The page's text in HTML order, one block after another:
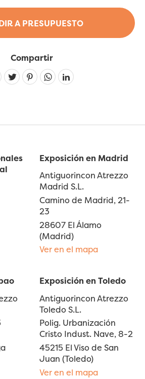
A PRESUPUESTO
Compartir
Linkedin
Exposición en Madrid
Antiguorincon Atrezzo
Madrid S.L.
Camino de Madrid, 21-
23
28607 El Álamo
(Madrid)
Ver en el mapa
Exposición en Toledo
Antiguorincon Atrezzo
Toledo S.L.
Polig. Urbanización
Cristo Indust. Nave, 8-2
45215 El Viso de San
Juan (Toledo)
Ver en el mapa